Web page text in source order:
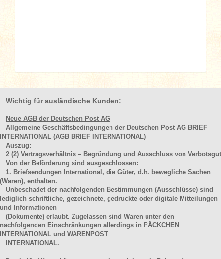
Wichtig für ausländische Kunden:
Neue AGB der Deutschen Post AG
Allgemeine Geschäftsbedingungen der Deutschen Post AG BRIEF
INTERNATIONAL (AGB BRIEF INTERNATIONAL)
Auszug:
2 (2) Vertragsverhältnis – Begründung und Ausschluss von Verbotsgut
Von der Beförderung sind ausgeschlossen:
1. Briefsendungen International, die Güter, d.h. bewegliche Sachen
(Waren), enthalten.
Unbeschadet der nachfolgenden Bestimmungen (Ausschlüsse) sind
lediglich schriftliche, gezeichnete, gedruckte oder digitale Mitteilungen
und Informationen
(Dokumente) erlaubt. Zugelassen sind Waren unter den
nachfolgenden Einschränkungen allerdings in PÄCKCHEN
INTERNATIONAL und WARENPOST
INTERNATIONAL.